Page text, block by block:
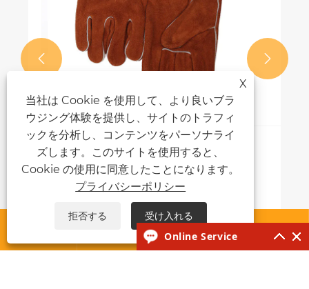
スティック溶接手袋はどのように安全性と
パフォーマンスを向上させるのですか?
もっと見る >>
 

X
当社は Cookie を使用して、より良いブラ
ウジング体験を提供し、サイトのトラフィ
ックを分析し、コンテンツをパーソナライ
ズします。このサイトを使用すると、
Cookie の使用に同意したことになります。
プライバシーポリシー
拒否する 受け入れる
Online Service